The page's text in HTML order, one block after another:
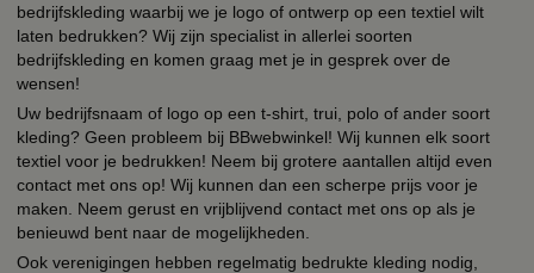
bedrijfskleding waarbij we je logo of ontwerp op een textiel wilt
laten bedrukken? Wij zijn specialist in allerlei soorten
bedrijfskleding en komen graag met je in gesprek over de
wensen!
Uw bedrijfsnaam of logo op een t-shirt, trui, polo of ander soort
kleding? Geen probleem bij BBwebwinkel! Wij kunnen elk soort
textiel voor je bedrukken! Neem bij grotere aantallen altijd even
contact met ons op! Wij kunnen dan een scherpe prijs voor je
maken. Neem gerust en vrijblijvend contact met ons op als je
benieuwd bent naar de mogelijkheden.
Ook verenigingen hebben regelmatig bedrukte kleding nodig,